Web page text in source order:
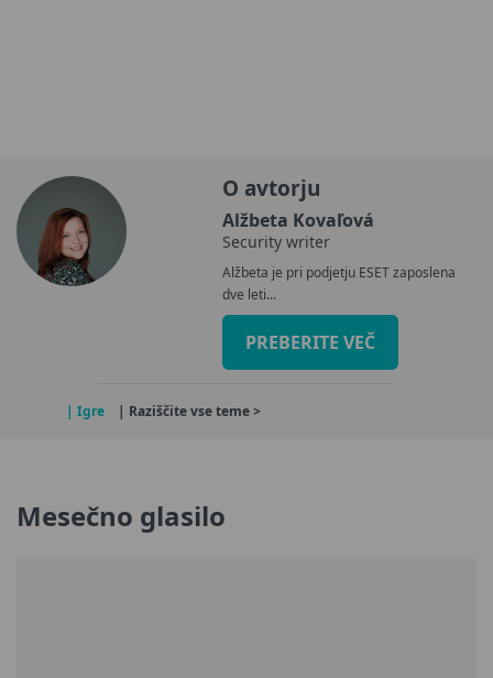
O avtorju
Alžbeta Kovaľová
Security writer
Alžbeta je pri podjetju ESET zaposlena
dve leti...
PREBERITE VEČ
| Igre | Raziščite vse teme >
Mesečno glasilo